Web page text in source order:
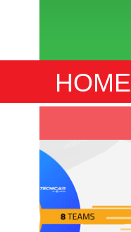
HOME